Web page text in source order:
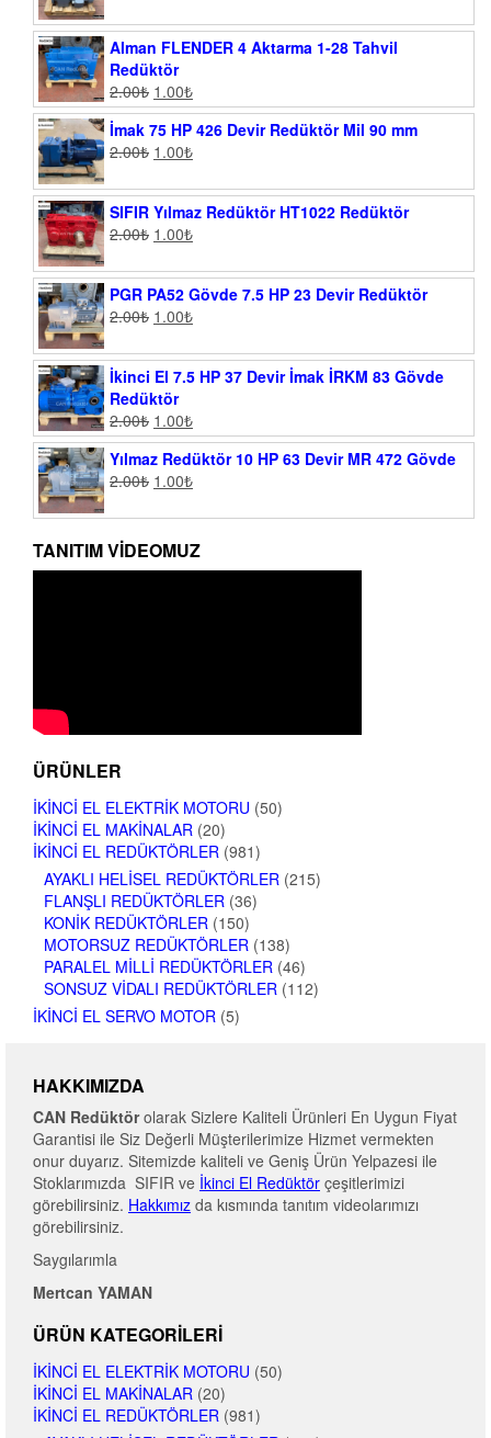
Alman FLENDER 4 Aktarma 1-28 Tahvil
Redüktör
2.00₺ 1.00₺
İmak 75 HP 426 Devir Redüktör Mil 90 mm
2.00₺ 1.00₺
SIFIR Yılmaz Redüktör HT1022 Redüktör
2.00₺ 1.00₺
PGR PA52 Gövde 7.5 HP 23 Devir Redüktör
2.00₺ 1.00₺
İkinci El 7.5 HP 37 Devir İmak İRKM 83 Gövde
Redüktör
2.00₺ 1.00₺
Yılmaz Redüktör 10 HP 63 Devir MR 472 Gövde
2.00₺ 1.00₺
TANITIM VIDEOMUZ
ÜRÜNLER
İKINCI EL ELEKTRIK MOTORU (50)
İKINCI EL MAKINALAR (20)
İKINCI EL REDÜKTÖRLER (981)
AYAKLI HELISEL REDÜKTÖRLER (215)
FLANŞLI REDÜKTÖRLER (36)
KONIK REDÜKTÖRLER (150)
MOTORSUZ REDÜKTÖRLER (138)
PARALEL MILLI REDÜKTÖRLER (46)
SONSUZ VIDALI REDÜKTÖRLER (112)
İKINCI EL SERVO MOTOR (5)
HAKKIMIZDA
CAN Redüktörolarak Sizlere Kaliteli Ürünleri En Uygun Fiyat
Garantisi ile Siz Değerli Müşterilerimize Hizmet vermekten
onur duyarız. Sitemizde kaliteli ve Geniş Ürün Yelpazesi ile
Stoklarımızda SIFIR ve İkinci El Redüktör çeşitlerimizi
görebilirsiniz. Hakkımız da kısmında tanıtım videolarımızı
görebilirsiniz.
Saygılarımla
Mertcan YAMAN
ÜRÜN KATEGORILERI
İKINCI EL ELEKTRIK MOTORU (50)
İKINCI EL MAKINALAR (20)
İKINCI EL REDÜKTÖRLER (981)